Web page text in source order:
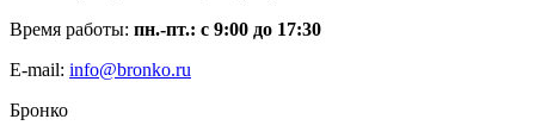
Время работы: пн.-пт.: с 9:00 до 17:30
E-mail: info@bronko.ru
Бронко